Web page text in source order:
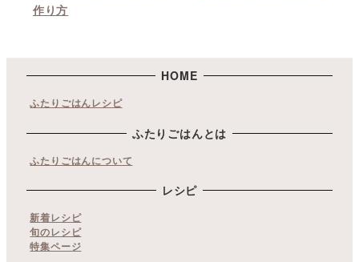
作り方
HOME
ふたりごはんレシピ
ふたりごはんとは
ふたりごはんについて
レシピ
新着レシピ
旬のレシピ
特集ページ